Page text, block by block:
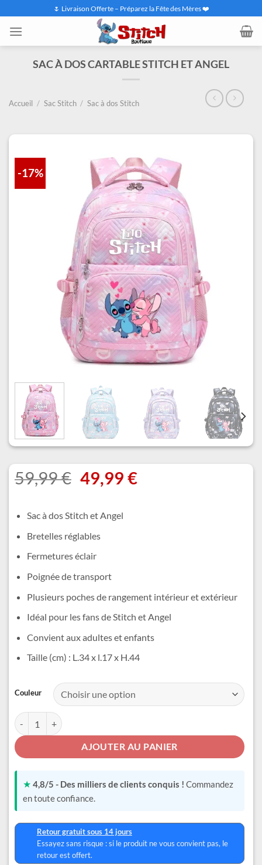
contenu
🌷 Livraison Offerte – Préparez la Fête des Mères ❤️
SAC À DOS CARTABLE STITCH ET ANGEL
Accueil / Sac Stitch / Sac à dos Stitch
-17%
59,99€ Le
prix
initial
était :
59,99 €.
49,99 €Le
Sac à dos Stitch et Angel
Bretelles réglables
Fermetures éclair
Poignée de transport
Plusieurs poches de rangement intérieur et extérieur
Idéal pour les fans de Stitch et Angel
Convient aux adultes et enfants
Taille (cm) : L.34 x l.17 x H.44
Couleur
quantité de Sac à Dos Cartable Stitch et Angel
AJOUTER AU PANIER
Alternative:
★ 4,8/5 - Des milliers de clients conquis ! Commandez
en toute confiance.
Retour gratuit sous 14 jours
Essayez sans risque : si le produit ne vous convient pas, le
retour est offert.